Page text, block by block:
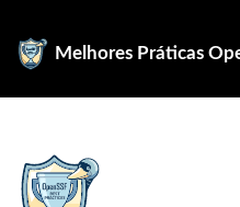
Melhores Práticas